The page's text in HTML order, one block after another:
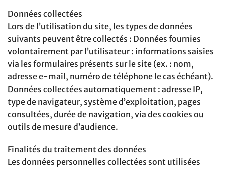
Données collectées
Lors de l’utilisation du site, les types de données
suivants peuvent être collectés : Données fournies
volontairement par l’utilisateur : informations saisies
via les formulaires présents sur le site (ex. : nom,
adresse e-mail, numéro de téléphone le cas échéant).
Données collectées automatiquement : adresse IP,
type de navigateur, système d’exploitation, pages
consultées, durée de navigation, via des cookies ou
outils de mesure d’audience.
Finalités du traitement des données
Les données personnelles collectées sont utilisées